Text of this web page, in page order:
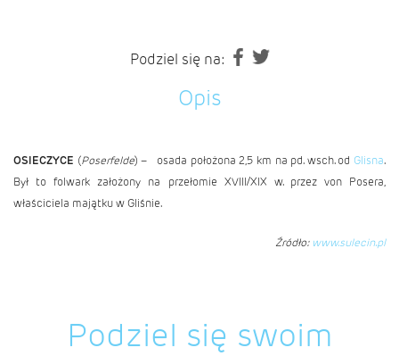
Podziel się na:
Opis
OSIECZYCE (Poserfelde) – osada położona 2,5 km na pd. wsch. od Glisna.
Był to folwark założony na przełomie XVIII/XIX w. przez von Posera,
właściciela majątku w Gliśnie.
Źródło: www.sulecin.pl
Podziel się swoim